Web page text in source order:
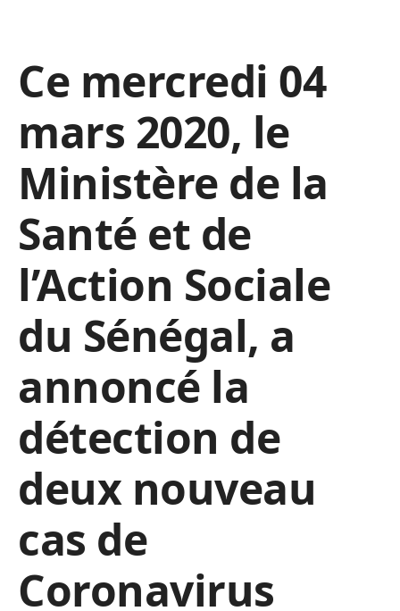
Ce mercredi 04
mars 2020, le
Ministère de la
Santé et de
l’Action Sociale
du Sénégal, a
annoncé la
détection de
deux nouveau
cas de
Coronavirus